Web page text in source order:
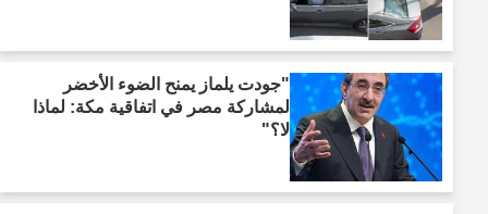
"جودت يلماز يمنح الضوء الأخضر
لمشاركة مصر في اتفاقية مكة: لماذا
لا؟"